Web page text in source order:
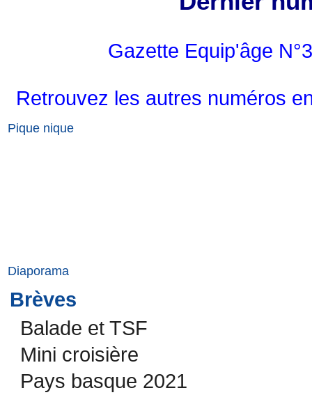
Gazette Equip'âge
Retrouvez les autres numéros
Pique nique
Diaporama
Brèves
Balade et TSF
Mini croisière
Pays basque 2021